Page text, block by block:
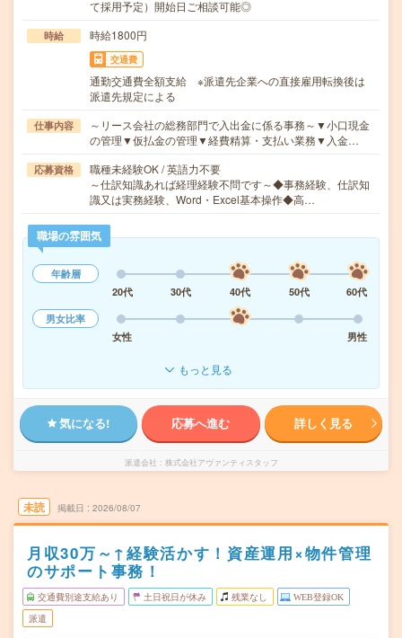
て採用予定）開始日ご相談可能◎
時給 時給1800円
交通費
通勤交通費全額支給 ※派遣先企業への直接雇用転換後は
派遣先規定による
仕事内容
～リース会社の総務部門で入出金に係る事務～▼小口現金
の管理▼仮払金の管理▼経費精算・支払い業務▼入金…
応募資格
職種未経験OK / 英語力不要
～仕訳知識あれば経理経験不問です～◆事務経験、仕訳知
識又は実務経験、Word・Excel基本操作◆高…
職場の雰囲気
年齢層
20代
30代 40代 50代
60代
男女比率
女性
男性
もっと見る
気になる! 応募へ進む 詳しく見る
派遣会社 株式会社アヴァンティスタッフ
未読 掲載日 2026/08/07
月収30万～↑経験活かす！資産運用×物件管理
のサポート事務！
交通費別途支給あり 土日祝日が休み 残業なし WEB登録OK
派遣